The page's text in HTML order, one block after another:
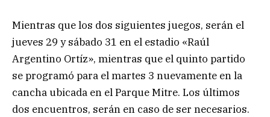
Mientras que los dos siguientes juegos, serán el
jueves 29 y sábado 31 en el estadio «Raúl
Argentino Ortíz», mientras que el quinto partido
se programó para el martes 3 nuevamente en la
cancha ubicada en el Parque Mitre. Los últimos
dos encuentros, serán en caso de ser necesarios.